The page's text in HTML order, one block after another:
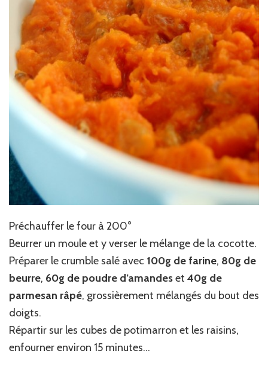
Préchauffer le four à 200°
Beurrer un moule et y verser le mélange de la cocotte.
Préparer le crumble salé avec 100g de farine, 80g de
beurre, 60g de poudre d’amandeset 40g de
parmesan râpé, grossièrement mélangés du bout des
doigts.
Répartir sur les cubes de potimarron et les raisins,
enfourner environ 15 minutes…